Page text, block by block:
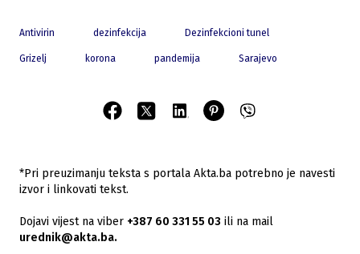
Antivirin dezinfekcija Dezinfekcioni tunel
Grizelj korona pandemija Sarajevo
*Pri preuzimanju teksta s portala Akta.ba potrebno je navesti
izvor i linkovati tekst.
Dojavi vijest na viber +387 60 331 55 03 ili na mail
urednik@akta.ba.